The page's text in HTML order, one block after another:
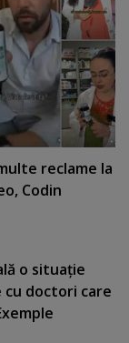
reclame la
Codin
o situaţie
cu doctori care